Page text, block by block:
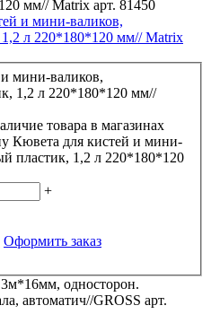
и мини-валиков,
л 220*180*120 мм// Matrix
товара в магазинах
Кювета для кистей и мини-
пластик, 1,2 л 220*180*120
+
Оформить заказ